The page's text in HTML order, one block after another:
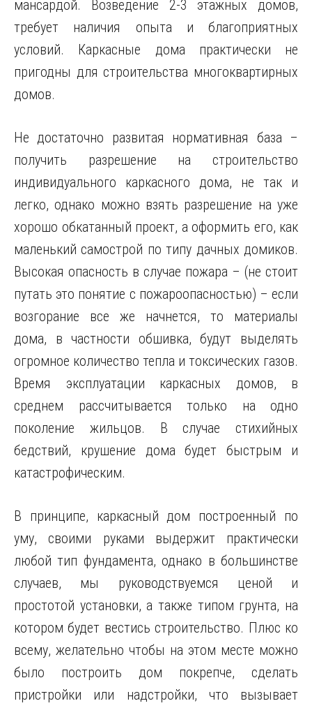
мансардой. Возведение 2-3 этажных домов,
требует наличия опыта и благоприятных
условий. Каркасные дома практически не
пригодны для строительства многоквартирных
домов.
Не достаточно развитая нормативная база –
получить разрешение на строительство
индивидуального каркасного дома, не так и
легко, однако можно взять разрешение на уже
хорошо обкатанный проект, а оформить его, как
маленький самострой по типу дачных домиков.
Высокая опасность в случае пожара – (не стоит
путать это понятие с пожароопасностью) – если
возгорание все же начнется, то материалы
дома, в частности обшивка, будут выделять
огромное количество тепла и токсических газов.
Время эксплуатации каркасных домов, в
среднем рассчитывается только на одно
поколение жильцов. В случае стихийных
бедствий, крушение дома будет быстрым и
катастрофическим.
В принципе, каркасный дом построенный по
уму, своими руками выдержит практически
любой тип фундамента, однако в большинстве
случаев, мы руководствуемся ценой и
простотой установки, а также типом грунта, на
котором будет вестись строительство. Плюс ко
всему, желательно чтобы на этом месте можно
было построить дом покрепче, сделать
пристройки или надстройки, что вызывает